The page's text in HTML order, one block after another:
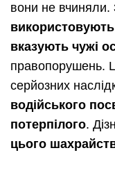
вони не вчиняли.
використовують
вказують чужі
правопорушень.
серйозних
водійського
потерпілого.
цього